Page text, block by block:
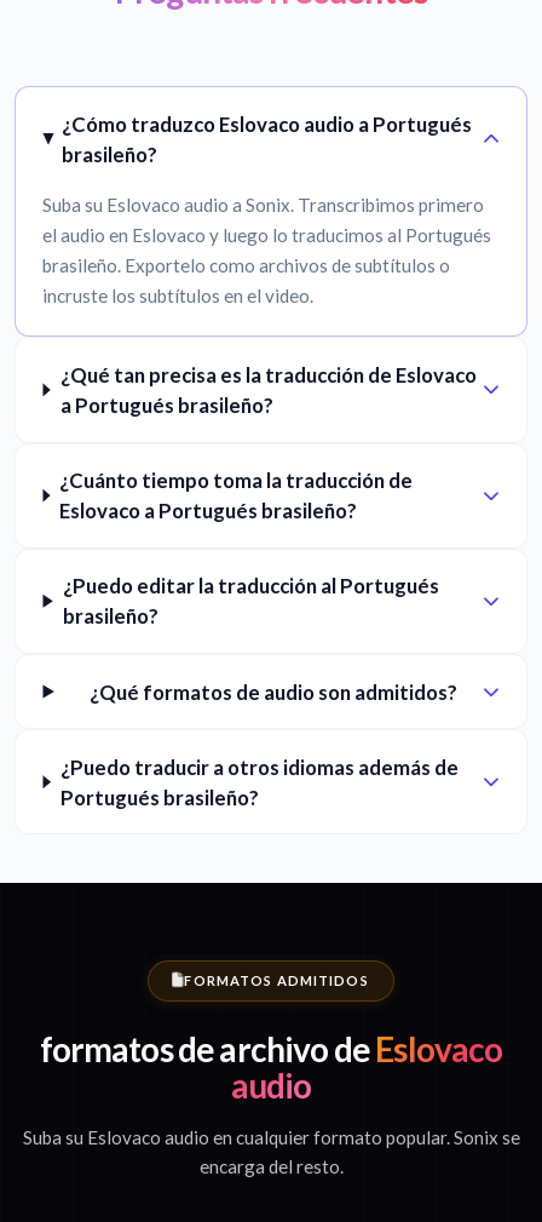
¿Cómo traduzco Eslovaco audio a Portugués
brasileño?
Suba su Eslovaco audio a Sonix. Transcribimos primero
el audio en Eslovaco y luego lo traducimos al Portugués
brasileño. Exportelo como archivos de subtítulos o
incruste los subtítulos en el video.
¿Qué tan precisa es la traducción de Eslovaco
a Portugués brasileño?
¿Cuánto tiempo toma la traducción de
Eslovaco a Portugués brasileño?
¿Puedo editar la traducción al Portugués
brasileño?
¿Qué formatos de audio son admitidos?
¿Puedo traducir a otros idiomas además de
Portugués brasileño?
FORMATOS ADMITIDOS
formatos de archivo deEslovaco
audio
Suba su Eslovaco audio en cualquier formato popular. Sonix se
encarga del resto.